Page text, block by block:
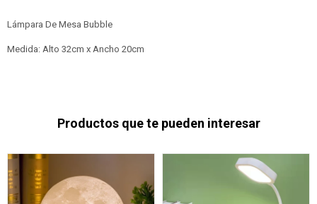
Lámpara De Mesa Bubble
Medida: Alto 32cm x Ancho 20cm
Productos que te pueden interesar